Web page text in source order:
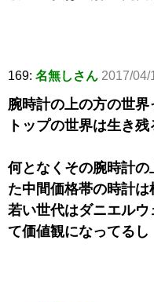
169: 名無しさん 2017/04/
腕時計の上の方の世
トップの世界は生き残
何となくその腕時計
た中間価格帯の時計
若い世代はダニエル
て価値観になってるし